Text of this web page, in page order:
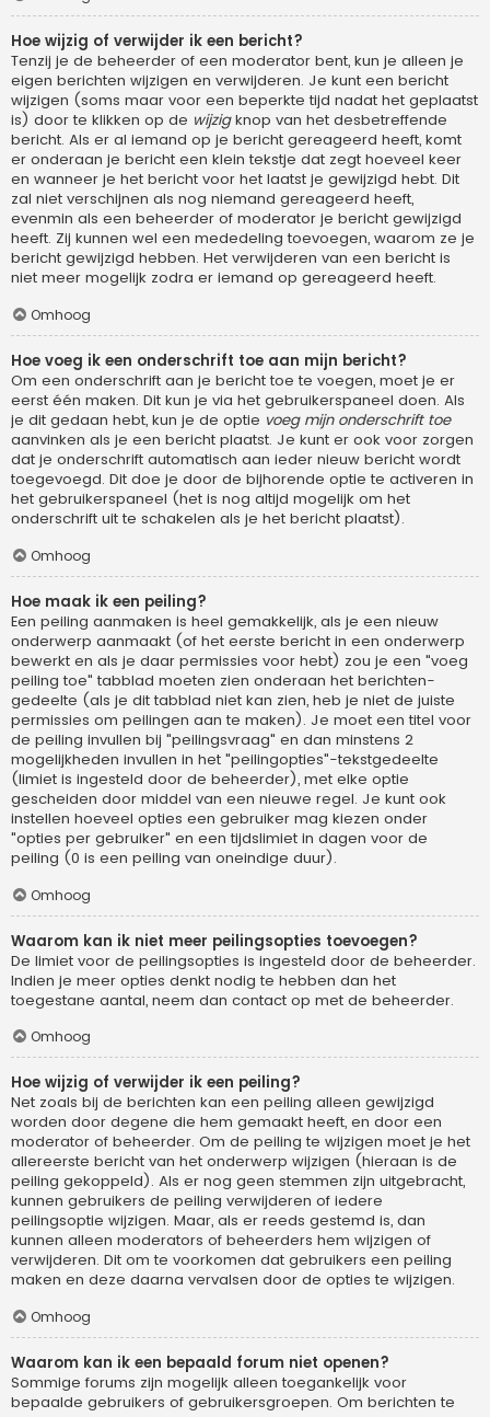
Hoe wijzig of verwijder ik een bericht?
Tenzij je de beheerder of een moderator bent, kun je alleen je
eigen berichten wijzigen en verwijderen. Je kunt een bericht
wijzigen (soms maar voor een beperkte tijd nadat het geplaatst
is) door te klikken op de wijzigknop van het desbetreffende
bericht. Als er al iemand op je bericht gereageerd heeft, komt
er onderaan je bericht een klein tekstje dat zegt hoeveel keer
en wanneer je het bericht voor het laatst je gewijzigd hebt. Dit
zal niet verschijnen als nog niemand gereageerd heeft,
evenmin als een beheerder of moderator je bericht gewijzigd
heeft. Zij kunnen wel een mededeling toevoegen, waarom ze je
bericht gewijzigd hebben. Het verwijderen van een bericht is
niet meer mogelijk zodra er iemand op gereageerd heeft.
Omhoog
Hoe voeg ik een onderschrift toe aan mijn bericht?
Om een onderschrift aan je bericht toe te voegen, moet je er
eerst één maken. Dit kun je via het gebruikerspaneel doen. Als
je dit gedaan hebt, kun je de optie voeg mijn onderschrift toe
aanvinken als je een bericht plaatst. Je kunt er ook voor zorgen
dat je onderschrift automatisch aan ieder nieuw bericht wordt
toegevoegd. Dit doe je door de bijhorende optie te activeren in
het gebruikerspaneel (het is nog altijd mogelijk om het
onderschrift uit te schakelen als je het bericht plaatst).
Omhoog
Hoe maak ik een peiling?
Een peiling aanmaken is heel gemakkelijk, als je een nieuw
onderwerp aanmaakt (of het eerste bericht in een onderwerp
bewerkt en als je daar permissies voor hebt) zou je een "voeg
peiling toe" tabblad moeten zien onderaan het berichten-
gedeelte (als je dit tabblad niet kan zien, heb je niet de juiste
permissies om peilingen aan te maken). Je moet een titel voor
de peiling invullen bij "peilingsvraag" en dan minstens 2
mogelijkheden invullen in het "peilingopties"-tekstgedeelte
(limiet is ingesteld door de beheerder), met elke optie
gescheiden door middel van een nieuwe regel. Je kunt ook
instellen hoeveel opties een gebruiker mag kiezen onder
"opties per gebruiker" en een tijdslimiet in dagen voor de
peiling (0 is een peiling van oneindige duur).
Omhoog
Waarom kan ik niet meer peilingsopties toevoegen?
De limiet voor de peilingsopties is ingesteld door de beheerder.
Indien je meer opties denkt nodig te hebben dan het
toegestane aantal, neem dan contact op met de beheerder.
Omhoog
Hoe wijzig of verwijder ik een peiling?
Net zoals bij de berichten kan een peiling alleen gewijzigd
worden door degene die hem gemaakt heeft, en door een
moderator of beheerder. Om de peiling te wijzigen moet je het
allereerste bericht van het onderwerp wijzigen (hieraan is de
peiling gekoppeld). Als er nog geen stemmen zijn uitgebracht,
kunnen gebruikers de peiling verwijderen of iedere
peilingsoptie wijzigen. Maar, als er reeds gestemd is, dan
kunnen alleen moderators of beheerders hem wijzigen of
verwijderen. Dit om te voorkomen dat gebruikers een peiling
maken en deze daarna vervalsen door de opties te wijzigen.
Omhoog
Waarom kan ik een bepaald forum niet openen?
Sommige forums zijn mogelijk alleen toegankelijk voor
bepaalde gebruikers of gebruikersgroepen. Om berichten te